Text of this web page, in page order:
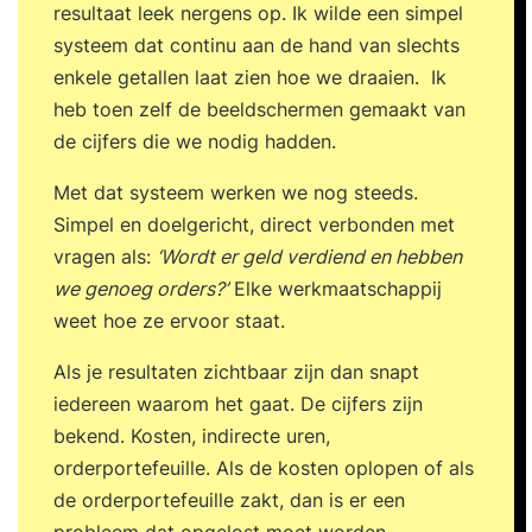
doelgericht beïnvloeden richting high
performance. Bouwen aan onderlinge
betrouwbaarheid binnen je team. Je team
motiveren door zingeving en impactvol werk.
Psychologisch eigenaarschap creëren en
aanspreken op resultaten. Jouw GAP-analyse
herzien. Formuleren van persoonlijke leerdoelen
en actiepunten voor de komende periode. 17:00
uur Einde training Dag 4 09:30 uur Start training
Terugkoppeling tussentijdse opdracht: High
Performance Casus. Inzicht krijgen in individuele
performance en ontwikkelbehoeften.
Performance verbeteren door gerichte
ontwikkelstrategieën. Actiegerichte
ontwikkelgesprekken voeren. Growth mindset
inzetten voor mens- en resultaatgericht
resultaat leek nergens op. Ik wilde een simpel
systeem dat continu aan de hand van slechts
enkele getallen laat zien hoe we draaien. Ik
heb toen zelf de beeldschermen gemaakt van
de cijfers die we nodig hadden.
Met dat systeem werken we nog steeds.
Simpel en doelgericht, direct verbonden met
vragen als: ‘Wordt er geld verdiend en hebben
we genoeg orders?’Elke werkmaatschappij
weet hoe ze ervoor staat.
Als je resultaten zichtbaar zijn dan snapt
iedereen waarom het gaat. De cijfers zijn
bekend. Kosten, indirecte uren,
orderportefeuille. Als de kosten oplopen of als
de orderportefeuille zakt, dan is er een